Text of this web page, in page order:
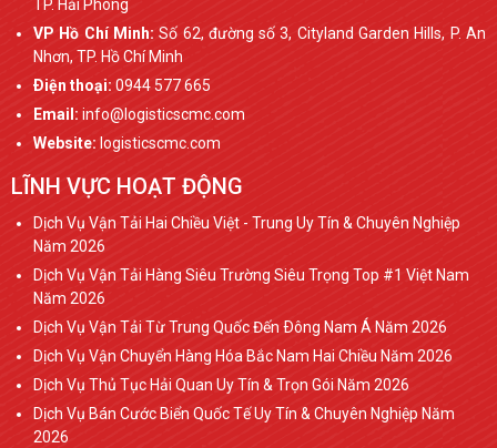
TP. Hải Phòng
VP Hồ Chí Minh: Số 62, đường số 3, Cityland Garden Hills, P. An
Nhơn, TP. Hồ Chí Minh
Ðiện thoại: 0944 577 665
Email: info@logisticscmc.com
Website: logisticscmc.com
LĨNH VỰC HOẠT ĐỘNG
Dịch Vụ Vận Tải Hai Chiều Việt - Trung Uy Tín & Chuyên Nghiệp
Năm 2026
Dịch Vụ Vận Tải Hàng Siêu Trường Siêu Trọng Top #1 Việt Nam
Năm 2026
Dịch Vụ Vận Tải Từ Trung Quốc Đến Ðông Nam Á Năm 2026
Dịch Vụ Vận Chuyển Hàng Hóa Bắc Nam Hai Chiều Năm 2026
Dịch Vụ Thủ Tục Hải Quan Uy Tín & Trọn Gói Năm 2026
Dịch Vụ Bán Cước Biển Quốc Tế Uy Tín & Chuyên Nghiệp Năm
2026